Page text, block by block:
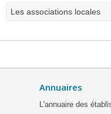
Les associations locales
Annuaires
L'annuaire des